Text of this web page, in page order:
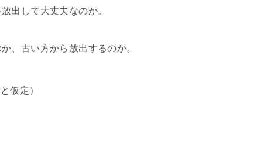
出して大丈夫なのか。
、古い方から放出するのか。
仮定）